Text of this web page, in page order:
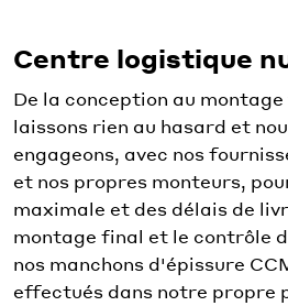
Centre logistique
De la conception au montage
laissons rien au hasard et
engageons, avec nos
et nos propres monteurs,
maximale et des délais de
montage final et le contrôle
nos manchons d'épissure
effectués dans notre propre